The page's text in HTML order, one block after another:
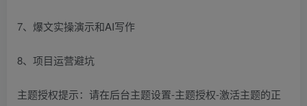
7、爆文实操演示和AI写作
8、项目运营避坑
主题授权提示：请在后台主题设置-主题授权-激活主题的正